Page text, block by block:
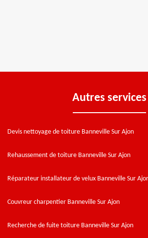
Autres services
Devis nettoyage de toiture Banneville Sur Ajon
Rehaussement de toiture Banneville Sur Ajon
Réparateur installateur de velux Banneville Sur
Couvreur charpentier Banneville Sur Ajon
Recherche de fuite toiture Banneville Sur Ajon